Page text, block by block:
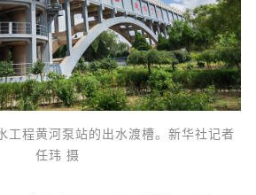
黄河泵站的出水渡槽。新华社记者
任玮 摄